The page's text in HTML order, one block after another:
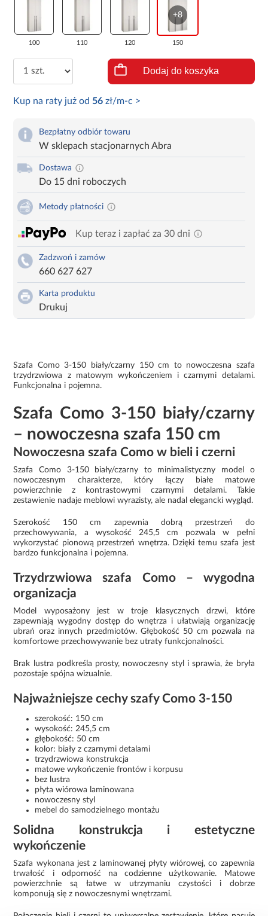
100 110 120
+8
150
Dodaj do koszyka
Kup na raty już od 56 zł/m-c >
Bezpłatny odbiór towaru
W sklepach stacjonarnych Abra
Dostawa
Do 15 dni roboczych
Metody płatności
Kup teraz i zapłać za 30 dni
Zadzwoń i zamów
660 627 627
Karta produktu
Drukuj
Szafa Como 3-150 biały/czarny 150 cm to nowoczesna szafa
trzydrzwiowa z matowym wykończeniem i czarnymi detalami.
Funkcjonalna i pojemna.
Szafa Como 3-150 biały/czarny
– nowoczesna szafa 150 cm
Nowoczesna szafa Como w bieli i czerni
Szafa Como 3-150 biały/czarny to minimalistyczny model o
nowoczesnym charakterze, który łączy białe matowe
powierzchnie z kontrastowymi czarnymi detalami. Takie
zestawienie nadaje meblowi wyrazisty, ale nadal elegancki wygląd.
Szerokość 150 cm zapewnia dobrą przestrzeń do
przechowywania, a wysokość 245,5 cm pozwala w pełni
wykorzystać pionową przestrzeń wnętrza. Dzięki temu szafa jest
bardzo funkcjonalna i pojemna.
Trzydrzwiowa szafa Como – wygodna
organizacja
Model wyposażony jest w troje klasycznych drzwi, które
zapewniają wygodny dostęp do wnętrza i ułatwiają organizację
ubrań oraz innych przedmiotów. Głębokość 50 cm pozwala na
komfortowe przechowywanie bez utraty funkcjonalności.
Brak lustra podkreśla prosty, nowoczesny styl i sprawia, że bryła
pozostaje spójna wizualnie.
Najważniejsze cechy szafy Como 3-150
szerokość: 150 cm
wysokość: 245,5 cm
głębokość: 50 cm
kolor: biały z czarnymi detalami
trzydrzwiowa konstrukcja
matowe wykończenie frontów i korpusu
bez lustra
płyta wiórowa laminowana
nowoczesny styl
mebel do samodzielnego montażu
Solidna konstrukcja i estetyczne
wykończenie
Szafa wykonana jest z laminowanej płyty wiórowej, co zapewnia
trwałość i odporność na codzienne użytkowanie. Matowe
powierzchnie są łatwe w utrzymaniu czystości i dobrze
komponują się z nowoczesnymi wnętrzami.